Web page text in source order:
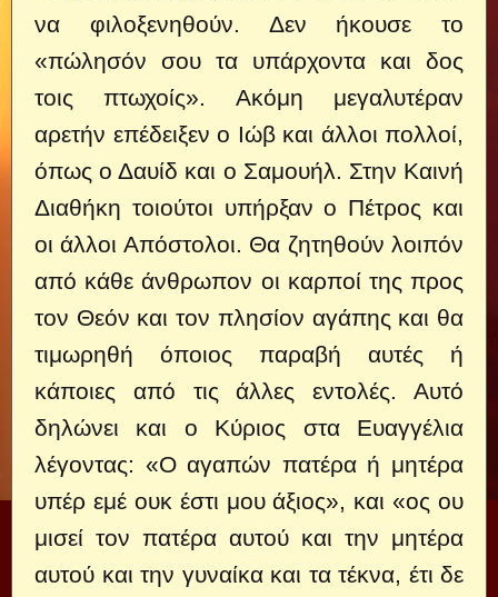
να φιλοξενηθούν. Δεν ήκουσε το
«πώλησόν σου τα υπάρχοντα και δος
τοις πτωχοίς». Ακόμη μεγαλυτέραν
αρετήν επέδειξεν ο Ιώβ και άλλοι πολλοί,
όπως ο Δαυίδ και ο Σαμουήλ. Στην Καινή
Διαθήκη τοιούτοι υπήρξαν ο Πέτρος και
οι άλλοι Απόστολοι. Θα ζητηθούν λοιπόν
από κάθε άνθρωπον οι καρποί της προς
τον Θεόν και τον πλησίον αγάπης και θα
τιμωρηθή όποιος παραβή αυτές ή
κάποιες από τις άλλες εντολές. Αυτό
δηλώνει και ο Κύριος στα Ευαγγέλια
λέγοντας: «Ο αγαπών πατέρα ή μητέρα
υπέρ εμέ ουκ έστι μου άξιος», και «oς ου
μισεί τον πατέρα αυτού και την μητέρα
αυτού και την γυναίκα και τα τέκνα, έτι δε